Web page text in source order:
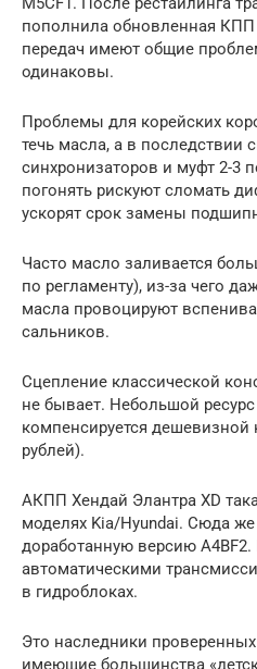
пополнила обновленная КПП
передач имеют общие
одинаковы.
Проблемы для корейских
течь масла, а в последствии
синхронизаторов и муфт 2-3
погонять рискуют сломать
ускорят срок замены
Часто масло заливается
по регламенту), из-за чего
масла провоцируют
сальников.
Сцепление классической
не бывает. Небольшой
компенсируется дешевизной
рублей).
АКПП Хендай Элантра XD
моделях Kia/Hyundai. Сюда
доработанную версию
автоматическими
в гидроблоках.
Это наследники
имеющие большинства